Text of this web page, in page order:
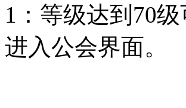
1：等级达到70
进入公会界面。